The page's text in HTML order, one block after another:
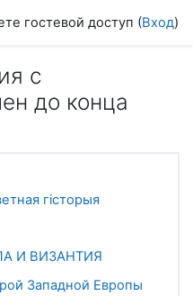
гостевой доступ (Вход)
с
до конца
гісторыя
И ВИЗАНТИЯ
Западной Европы